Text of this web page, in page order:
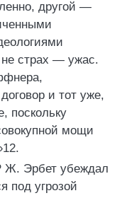
другой —
страх — ужас.
и тот уже,
поскольку
мощи
Ж. Эрбет убеждал
под угрозой